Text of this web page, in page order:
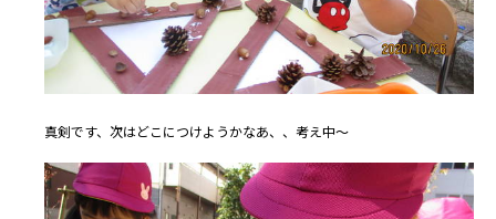
真剣です、次はどこにつけようかなあ、、考え中～